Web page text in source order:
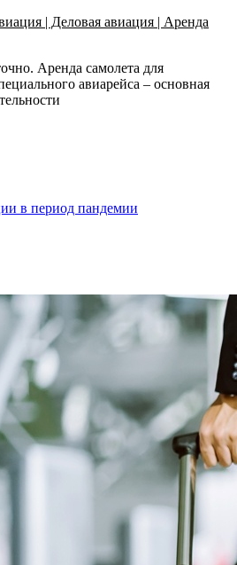
| Деловая авиация | Аренда
Аренда самолета для
авиарейса – основная
в период пандемии